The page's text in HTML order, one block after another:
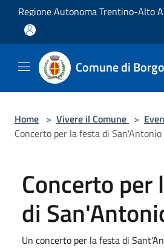
Salta al contenuto principale
Regione Autonoma Trentino-Alto
Comune di
Home > Vivere il Comune >
Concerto per la festa di San'Antonio
Concerto per
di
Un concerto per la festa di